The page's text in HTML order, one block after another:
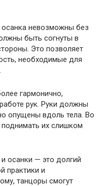
осанка невозможны без
быть согнуты в
Это позволяет
необходимые для
гармонично,
рук. Руки должны
опущены вдоль тела. Во
их слишком
осанки — это долгий
практики и
танцоры смогут